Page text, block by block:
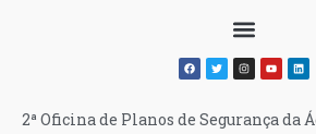
2ª Oficina de Planos de Segurança da